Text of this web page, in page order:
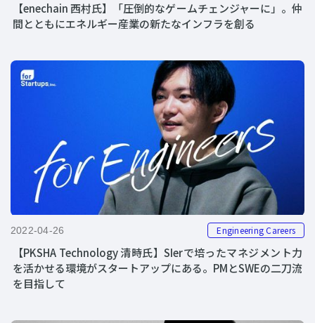
【enechain 西村氏】「圧倒的なゲームチェンジャーに」。仲
間とともにエネルギー産業の新たなインフラを創る
2022-04-26 Engineering Careers
【PKSHA Technology 清時氏】SIerで培ったマネジメント力
を活かせる環境がスタートアップにある。PMとSWEの二刀流
を目指して